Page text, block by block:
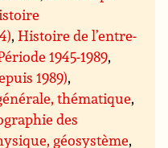
,Histoire de l’entre-
1945-1989,
1989),
thématique,
des
géosystème,